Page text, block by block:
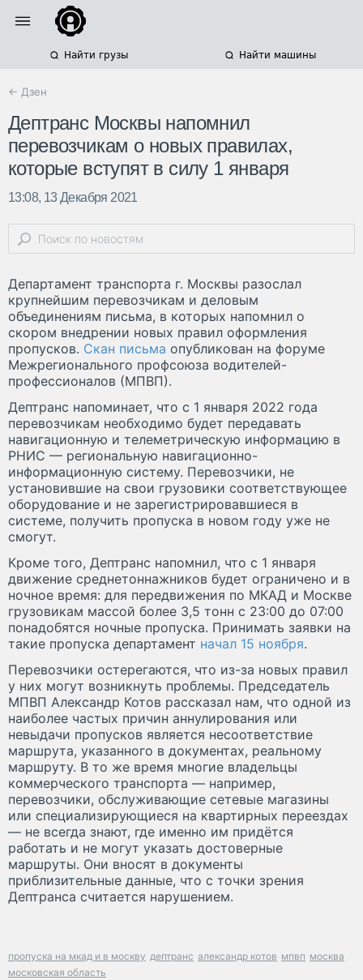
Найти грузы Найти машины
← Дзен
Дептранс Москвы напомнил
перевозчикам о новых правилах,
которые вступят в силу 1 января
13:08, 13 Декабря 2021
Департамент транспорта г. Москвы разослал
крупнейшим перевозчикам и деловым
объединениям письма, в которых напомнил о
скором внедрении новых правил оформления
пропусков. Скан письма опубликован на форуме
Межрегионального профсоюза водителей-
профессионалов (МПВП).
Дептранс напоминает, что с 1 января 2022 года
перевозчикам необходимо будет передавать
навигационную и телеметрическую информацию в
РНИС — региональную навигационно-
информационную систему. Перевозчики, не
установившие на свои грузовики соответствующее
оборудование и не зарегистрировавшиеся в
системе, получить пропуска в новом году уже не
смогут.
Кроме того, Дептранс напомнил, что с 1 января
движение среднетоннажников будет ограничено и в
ночное время: для передвижения по МКАД и Москве
грузовикам массой более 3,5 тонн с 23:00 до 07:00
понадобятся ночные пропуска. Принимать заявки на
такие пропуска департамент начал 15 ноября.
Перевозчики остерегаются, что из-за новых правил
у них могут возникнуть проблемы. Председатель
МПВП Александр Котов рассказал нам, что одной из
наиболее частых причин аннулирования или
невыдачи пропусков является несоответствие
маршрута, указанного в документах, реальному
маршруту. В то же время многие владельцы
коммерческого транспорта — например,
перевозчики, обслуживающие сетевые магазины
или специализирующиеся на квартирных переездах
— не всегда знают, где именно им придётся
работать и не могут указать достоверные
маршруты. Они вносят в документы
приблизительные данные, что с точки зрения
Дептранса считается нарушением.
пропуска на мкад и в москву дептранс александр котов мпвп москва
московская область